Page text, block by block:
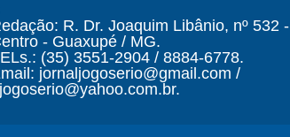
R. Dr. Joaquim Libânio, nº 532 -
- Guaxupé / MG.
(35) 3551-2904 / 8884-6778.
jornaljogoserio@gmail.com /